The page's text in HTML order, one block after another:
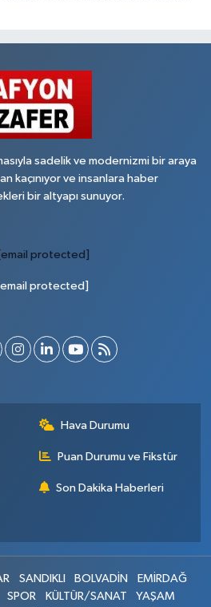
sadelik ve modernizmi bir araya
kaçınıyor ve insanlara haber
bir altyapı sunuyor.
[email protected]
protected]
Hava Durumu
Puan Durumu ve Fikstür
Son Dakika Haberleri
SANDIKLI BOLVADİN
EMİRDAĞ
SPOR KÜLTÜR/SANAT
YAŞAM